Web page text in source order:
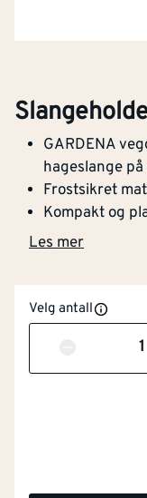
GARDENA
hageslange
Frostsikret
Kompakt og
Les mer
Velg antall
Antall